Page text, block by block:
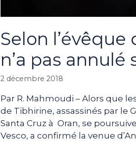
Selon l’évêque
n’a pas
2 décembre 2018
Par R. Mahmoudi – Alors que
de Tibhirine, assassinés par le
Santa Cruz à Oran, se
Vesco, a confirmé la venue